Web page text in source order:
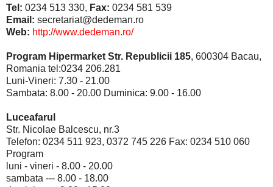
Tel: 0234 513 330, Fax: 0234 581 539
Email: secretariat@dedeman.ro
Web: http://www.dedeman.ro/
Program Hipermarket Str. Republicii 185, 600304 Bacau,
Romania tel:0234 206.281
Luni-Vineri: 7.30 - 21.00
Sambata: 8.00 - 20.00 Duminica: 9.00 - 16.00
Luceafarul
Str. Nicolae Balcescu, nr.3
Telefon: 0234 511 923, 0372 745 226 Fax: 0234 510 060
Program
luni - vineri - 8.00 - 20.00
sambata --- 8.00 - 18.00